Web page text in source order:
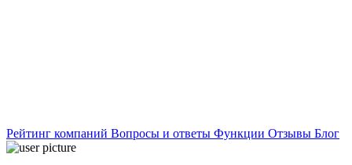
Рейтинг компаний Вопросы и ответы Функции Отзывы Блог